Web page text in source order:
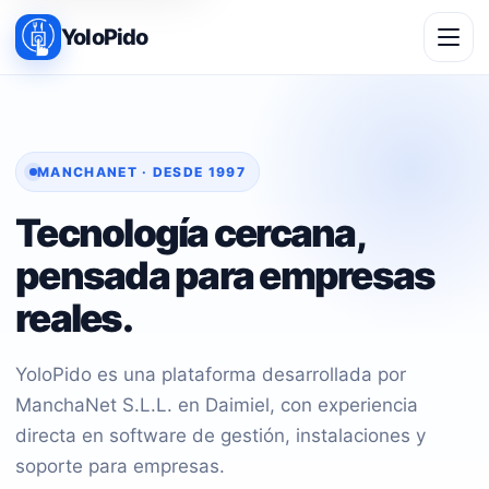
YoloPido
MANCHANET · DESDE 1997
Tecnología cercana,
pensada para empresas
reales.
YoloPido es una plataforma desarrollada por
ManchaNet S.L.L. en Daimiel, con experiencia
directa en software de gestión, instalaciones y
soporte para empresas.